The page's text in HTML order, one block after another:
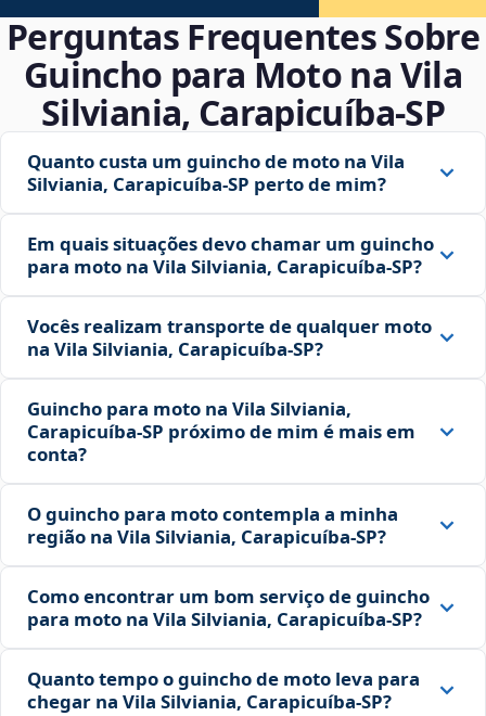
Perguntas Frequentes Sobre
Guincho para Moto na Vila
Silviania, Carapicuíba‑SP
Quanto custa um guincho de moto na Vila
Silviania, Carapicuíba‑SP perto de mim?
Em quais situações devo chamar um guincho
para moto na Vila Silviania, Carapicuíba‑SP?
Vocês realizam transporte de qualquer moto
na Vila Silviania, Carapicuíba‑SP?
Guincho para moto na Vila Silviania,
Carapicuíba‑SP próximo de mim é mais em
conta?
O guincho para moto contempla a minha
região na Vila Silviania, Carapicuíba‑SP?
Como encontrar um bom serviço de guincho
para moto na Vila Silviania, Carapicuíba‑SP?
Quanto tempo o guincho de moto leva para
chegar na Vila Silviania, Carapicuíba‑SP?